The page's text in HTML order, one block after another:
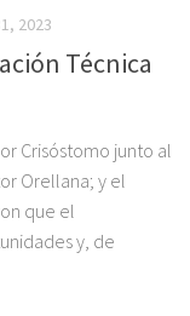
2023
Técnica
Crisóstomo junto al
Orellana; y el
que el
y, de